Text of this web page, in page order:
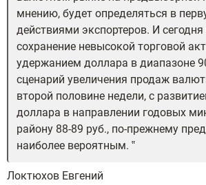
мнению, будет определяться в
действиями экспортеров. И
сохранение невысокой торговой
удержанием доллара в диапазоне
сценарий увеличения продаж
второй половине недели, с
доллара в направлении годовых
району 88-89 руб., по-прежнему
наиболее вероятным.
Локтюхов Евгений